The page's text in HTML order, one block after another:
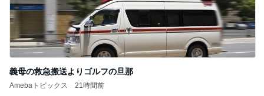
義母の救急搬送よりゴルフの旦那
Amebaトピックス 21時間前
記事を読む